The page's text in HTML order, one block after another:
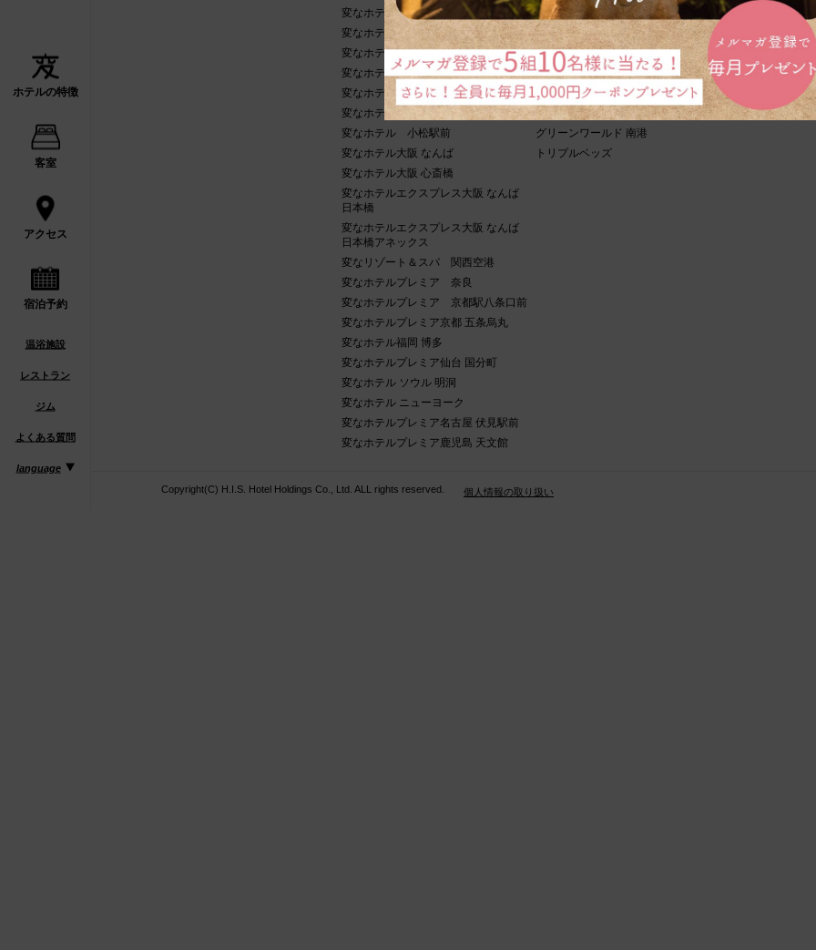
ホテルの特徴
客室
アクセス
宿泊予約
温浴施設
レストラン
ジム
よくある質問
language
変なホテル東京 赤坂
変なホテル東京 浅草橋
変なホテルプレミア東京 浅草田原町
変なホテル東京 羽田
変なホテル ラグーナテンボス
変なホテル金沢 香林坊
変なホテル 小松駅前
変なホテル大阪 なんば
変なホテル大阪 心斎橋
変なホテルエクスプレス大阪 なんば
日本橋
変なホテルエクスプレス大阪 なんば
日本橋アネックス
変なリゾート＆スパ 関西空港
変なホテルプレミア 奈良
変なホテルプレミア 京都駅八条口前
変なホテルプレミア京都 五条烏丸
変なホテル福岡 博多
変なホテルプレミア仙台 国分町
変なホテル ソウル 明洞
変なホテル ニューヨーク
変なホテルプレミア名古屋 伏見駅前
変なホテルプレミア鹿児島 天文館
グリーンワールド 忠孝
グリーンワールド 舞衣南京
グリーンワールド 新仕界
グリーンワールド 台北駅
グリーンワールド 中華
グリーンワールド 花華分館
グリーンワールド 南港
トリプルベッズ
グアムリーフホテ
Copyright(C) H.I.S. Hotel Holdings Co., Ltd. ALL rights reserved. 個人情報の取り扱い